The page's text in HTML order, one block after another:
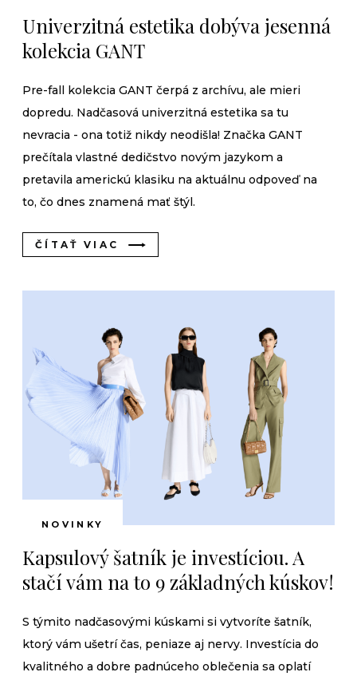
Univerzitná estetika dobýva jesenná
kolekcia GANT
Pre-fall kolekcia GANT čerpá z archívu, ale mieri
dopredu. Nadčasová univerzitná estetika sa tu
nevracia - ona totiž nikdy neodišla! Značka GANT
prečítala vlastné dedičstvo novým jazykom a
pretavila americkú klasiku na aktuálnu odpoveď na
to, čo dnes znamená mať štýl.
ČÍTAŤ VIAC
NOVINKY
Kapsulový šatník je investíciou. A
stačí vám na to 9 základných kúskov!
S týmito nadčasovými kúskami si vytvoríte šatník,
ktorý vám ušetrí čas, peniaze aj nervy. Investícia do
kvalitného a dobre padnúceho oblečenia sa oplatí